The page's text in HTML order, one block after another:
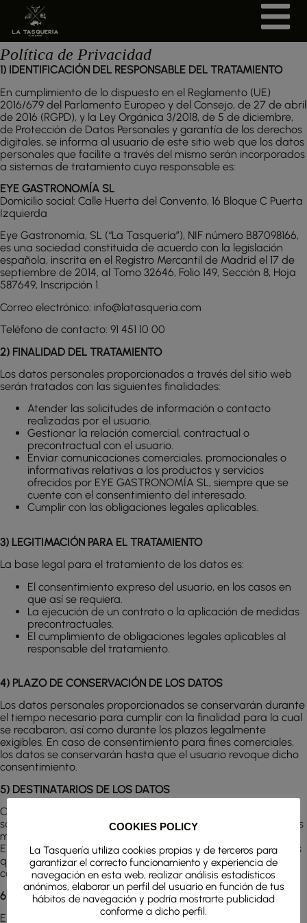
Política de Privacidad
1) IDENTIFICACIÓN DEL RESPONSABLE DEL TRATAMIENTO
En cumplimiento de lo dispuesto en el Reglamento (UE)
2016/679 del Parlamento Europeo y del Consejo, de 27 de abril
de 2016 (RGPD), y la Ley Orgánica 3/2018, de 5 de diciembre,
de Protección de Datos Personales y garantía de los derechos
digitales, se informa al usuario de este sitio web que los datos
personales que facilite a través del mismo serán incorporados
a sistemas de tratamiento cuyo responsable es:
EYE GASTRONOMÍA SL
Domicilio social: Calle Huerta del Convento, 16 Bloque C Puerta
Izquierda
Eye Gastronomía, SL (“La Tasquería”), NIF número B87098166,
es una sociedad constituida de acuerdo con la legislación
española, inscrita en el Registro Mercantil de Madrid el 17 de
septiembre de 2014, al Tomo 32646, Folio 149, Sección 8, Hoja
587649, Inscripción 1.
Correo electrónico: info@latasqueria.com
Teléfono de contacto: 91 451 10 00
2) FINALIDAD DEL TRATAMIENTO
Los datos personales proporcionados a través del sitio web
serán tratados con las siguientes finalidades:
Atender las solicitudes de información o contacto
realizadas por el usuario.
Gestionar la relación comercial, contractual o
precontractual con el usuario.
Enviar comunicaciones comerciales, promocionales o
informativas relativas a los productos y servicios
ofrecidos por EYE GASTRONOMÍA SL, siempre que se
cuente con el consentimiento del interesado.
Cumplir con las obligaciones legales aplicables.
3) LEGITIMACIÓN PARA EL TRATAMIENTO
La base legal para el tratamiento de los datos es:
El consentimiento expreso del usuario, en los casos en
que así se requiera.
La ejecución de un contrato o la aplicación de medidas
precontractuales.
El cumplimiento de obligaciones legales aplicables al
responsable del tratamiento.
4) PLAZO DE CONSERVACIÓN DE LOS DATOS
Los datos personales proporcionados se conservarán durante
el tiempo necesario para cumplir con la finalidad para la cual
se recabaron, así como durante los plazos legalmente
exigibles. En caso de consentimiento para fines comerciales,
los datos se conservarán hasta que el usuario revoque dicho
consentimiento.
5) DESTINATARIOS DE LOS DATOS
Con carácter general, los datos no serán cedidos a terceros
salvo obligación legal. No obstante, podrán tener acceso a los
mismos aquellos terceros que presten servicios auxiliares a
EYE GASTRONOMÍA SL (encargados del tratamiento), con los
que se haya suscrito el correspondiente contrato de encargo
conforme al artículo 28 del RGPD.
6) DERECHOS DEL INTERESADO
El usuario puede ejercer en cualquier momento los derechos
COOKIES POLICY
La Tasquería utiliza cookies propias y de terceros para
garantizar el correcto funcionamiento y experiencia de
navegación en esta web, realizar análisis estadísticos
anónimos, elaborar un perfil del usuario en función de tus
hábitos de navegación y podría mostrarte publicidad
conforme a dicho perfil.